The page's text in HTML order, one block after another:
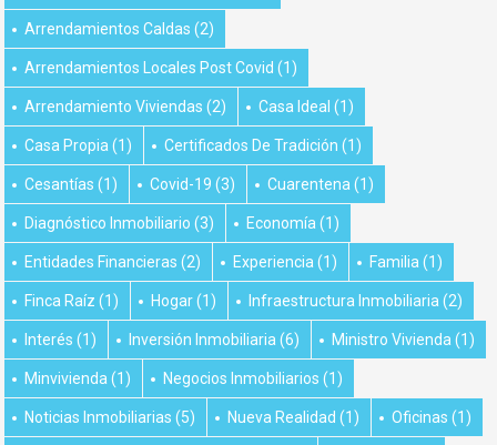
Arrendamientos Caldas (2)
Arrendamientos Locales Post Covid (1)
Arrendamiento Viviendas (2) Casa Ideal (1)
Casa Propia (1) Certificados De Tradición (1)
Cesantías (1) Covid-19 (3) Cuarentena (1)
Diagnóstico Inmobiliario (3) Economía (1)
Entidades Financieras (2) Experiencia (1) Familia (1)
Finca Raíz (1) Hogar(1) Infraestructura Inmobiliaria (2)
Interés (1) Inversión Inmobiliaria (6) Ministro Vivienda (1)
Minvivienda (1) Negocios Inmobiliarios (1)
Noticias Inmobiliarias (5) Nueva Realidad (1) Oficinas (1)